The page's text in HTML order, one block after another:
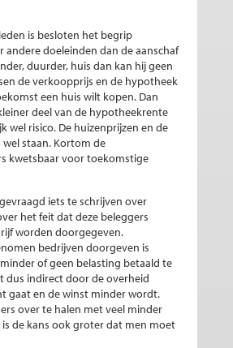
is besloten het begrip
doeleinden dan de aanschaf
duurder, huis dan kan hij geen
de verkoopprijs en de hypotheek
een huis wilt kopen. Dan
deel van de hypotheekrente
wel risico. De huizenprijzen en de
staan. Kortom de
kwetsbaar voor toekomstige
iets te schrijven over
het feit dat deze beleggers
worden doorgegeven.
bedrijven doorgeven is
of geen belasting betaald te
dus indirect door de overheid
gaat en de winst minder wordt.
over te halen met veel minder
de kans ook groter dat men moet